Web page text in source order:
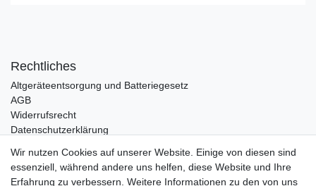
Rechtliches
Altgeräteentsorgung und Batteriegesetz
AGB
Widerrufsrecht
Datenschutzerklärung
Impressum
Service
Wir nutzen Cookies auf unserer Website. Einige von diesen sind
essenziell, während andere uns helfen, diese Website und Ihre
Erfahrung zu verbessern. Weitere Informationen zu den von uns